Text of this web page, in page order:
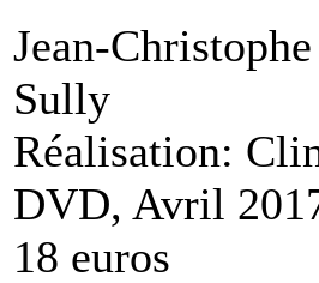
Jean-
Sully
Réalisation:
DVD, Avril
18 euros